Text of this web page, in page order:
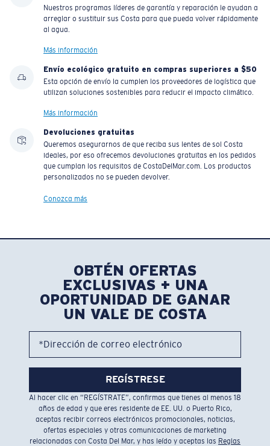
Nuestros programas líderes de garantía y reparación le ayudan a
arreglar o sustituir sus Costa para que pueda volver rápidamente
al agua.
Más información
Envío ecológico gratuito en compras superiores a $50
Esta opción de envío la cumplen los proveedores de logística que
utilizan soluciones sostenibles para reducir el impacto climático.
Más información
Devoluciones gratuitas
Queremos asegurarnos de que reciba sus lentes de sol Costa
ideales, por eso ofrecemos devoluciones gratuitas en los pedidos
que cumplan los requisitos de CostaDelMar.com. Los productos
personalizados no se pueden devolver.
Conozca más
OBTÉN OFERTAS
EXCLUSIVAS + UNA
OPORTUNIDAD DE GANAR
UN VALE DE COSTA
*Dirección de correo electrónico
REGÍSTRESE
Al hacer clic en “REGÍSTRATE”, confirmas que tienes al menos 18
años de edad y que eres residente de EE. UU. o Puerto Rico,
aceptas recibir correos electrónicos promocionales, noticias,
ofertas especiales y otras comunicaciones de marketing
relacionadas con Costa Del Mar, y has leído y aceptas las Reglas